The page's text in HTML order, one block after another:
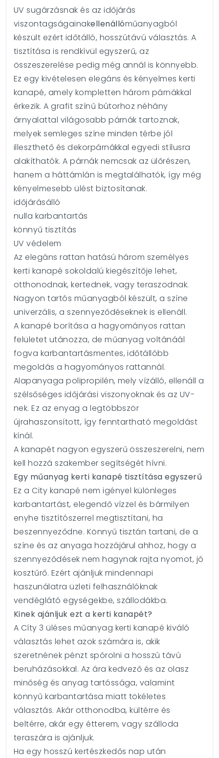
UV sugárzásnak és az időjárás
viszontagságainakellenállóműanyagból
készült ezért időtálló, hosszútávú választás.A
tisztítása is rendkívül egyszerű, az
összeszerelése pedig még annál is könnyebb.
Ez egy kivételesen elegáns és kényelmes kerti
kanapé, amely kompletten három párnákkal
érkezik. A grafit színű bútorhoz néhány
árnyalattal világosabb párnák tartoznak,
melyek semleges színe minden térbe jól
illeszthető és dekorpárnákkal egyedi stílusra
alakíthatók. A párnák nemcsak az ülőrészen,
hanem a háttámlán is megtalálhatók, így még
kényelmesebb ülést biztosítanak.
időjárásálló
nulla karbantartás
könnyű tisztítás
UV védelem
Az elegáns rattan hatású három személyes
kerti kanapé sokoldalú kiegészítője lehet,
otthonodnak, kertednek, vagy teraszodnak.
Nagyon tartós műanyagból készült, a színe
univerzális, a szennyeződéseknek is ellenáll.
A kanapé borítása a hagyományos rattan
felületet utánozza, de műanyag voltánáál
fogva karbantartásmentes, időtállóbb
megoldás a hagyományos rattannál.
Alapanyaga polipropilén, mely vízálló, ellenáll a
szélsőséges időjárási viszonyoknak és az UV-
nek. Ez az enyag a legtöbbször
újrahaszonsított, így fenntartható megoldást
kínál.
A kanapét nagyon egyszerű összeszerelni, nem
kell hozzá szakember segítségét hívni.
Egy műanyag kerti kanapé tisztítása egyszerű
Ez a City kanapé nem igényel különleges
karbantartást, elegendő vízzel és bármilyen
enyhe tisztítószerrel megtisztítani, ha
beszennyeződne. Könnyű tisztán tartani, de a
színe és az anyaga hozzájárul ahhoz, hogy a
szennyeződések nem hagynak rajta nyomot, jó
kosztűrő. Ezért ajánljuk mindennapi
haszunálatra üzleti felhasználóknak
vendéglátó egységekbe, szállodákba.
Kinek ajánljuk ezt a kerti kanapét?
A Cíty 3 üléses műanyag kerti kanapé kiváló
választás lehet azok számára is, akik
szeretnének pénzt spórolni a hosszú távú
beruházásokkal. Az ára kedvező és az olasz
minőség és anyag tartóssága, valamint
könnyű karbantartása miatt tökéletes
választás. Akár otthonodba, kültérre és
beltérre, akár egy étterem, vagy szálloda
teraszára is ajánljuk.
Ha egy hosszú kertészkedős nap után